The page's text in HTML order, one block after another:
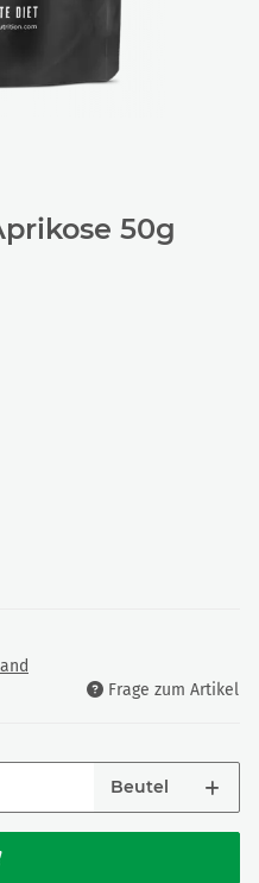
50g
Frage zum Artikel
Beutel